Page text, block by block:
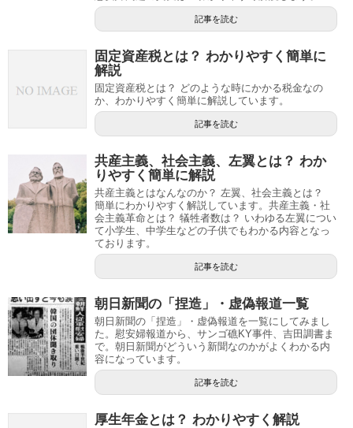
記事を読む
固定資産税とは？ わかりやすく簡単に
解説
固定資産税とは？ どのような時にかかる税金なの
か、わかりやすく簡単に解説しています。
記事を読む
共産主義、社会主義、左翼とは？ わか
りやすく簡単に解説
共産主義とはなんなのか？ 左翼、社会主義とは？
簡単にわかりやすく解説しています。共産主義・社
会主義革命とは？ 犠牲者数は？ いわゆる左翼につい
て小学生、中学生などの子供でもわかる内容となっ
ております。
記事を読む
朝日新聞の「捏造」・虚偽報道一覧
朝日新聞の「捏造」・虚偽報道を一覧にしてみまし
た。慰安婦報道から、サンゴ礁KY事件、吉田調書ま
で。朝日新聞がどういう新聞なのかがよくわかる内
容になっています。
記事を読む
厚生年金とは？ わかりやすく解説